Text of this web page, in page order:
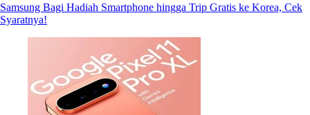
Samsung Bagi Hadiah Smartphone hingga Trip Gratis ke Korea, Cek
Syaratnya!